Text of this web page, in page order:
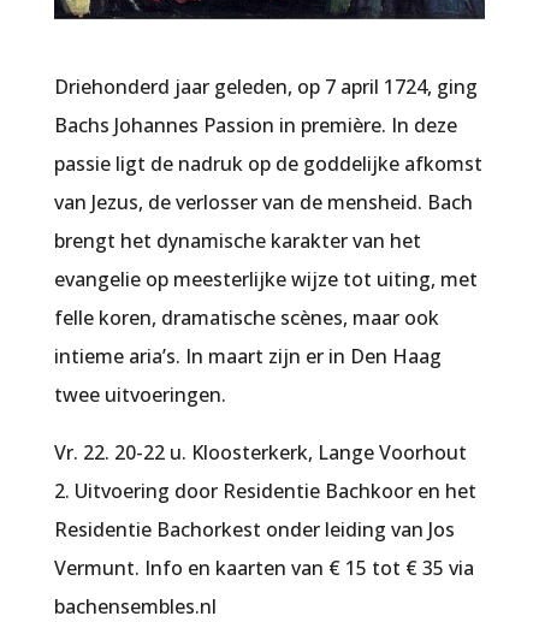
Driehonderd jaar geleden, op 7 april 1724, ging
Bachs Johannes Passion in première. In deze
passie ligt de nadruk op de goddelijke afkomst
van Jezus, de verlosser van de mensheid. Bach
brengt het dynamische karakter van het
evangelie op meesterlijke wijze tot uiting, met
felle koren, dramatische scènes, maar ook
intieme aria’s. In maart zijn er in Den Haag
twee uitvoeringen.
Vr. 22. 20-22 u. Kloosterkerk, Lange Voorhout
2. Uitvoering door Residentie Bachkoor en het
Residentie Bachorkest onder leiding van Jos
Vermunt. Info en kaarten van € 15 tot € 35 via
bachensembles.nl